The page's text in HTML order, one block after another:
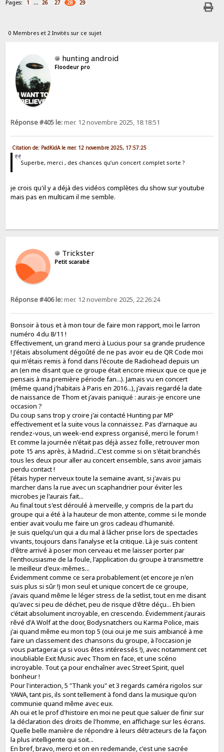
Pages: 1 ... 26 27 28 29
0 Membres et 2 Invités sur ce sujet
hunting android
Floodeur pro
Réponse #405 le:mer. 12 novembre 2025, 18:18:51
Citation de: PadKidA le mer. 12 novembre 2025, 17:57:25
Superbe, merci , des chances qu’un concert complet sorte ?
je crois qu'il y a déjà des vidéos complètes du show sur youtube
mais pas en multicam il me semble.
Trickster
Petit scarabé
Réponse #406 le:mer. 12 novembre 2025, 22:26:24
Bonsoir à tous et à mon tour de faire mon rapport, moi le larron
numéro 4 du 8/11 !
Effectivement, un grand merci à Lucius pour sa grande prudence
! J'étais absolument dégoûté de ne pas avoir eu de QR Code moi
qui m'étais remis à fond dans l'écoute de Radiohead depuis un
an (en me disant que ce groupe était encore mieux que ce que je
pensais à ma première période fan...). Jamais vu en concert
(même quand j'habitais à Paris en 2016...), j'avais regardé la date
de naissance de Thom et j'avais paniqué : aurais-je encore une
occasion ?
Du coup sans trop y croire j'ai contacté Hunting par MP
effectivement et la suite vous la connaissez. Pas d'arnaque au
rendez-vous, un week-end express organisé, merci le forum !
Et comme la journée n'était pas déjà assez folle, retrouver mon
pote 15 ans après, à Madrid...C'est comme si on s'était branchés
tous les deux pour aller au concert ensemble, sans avoir jamais
perdu contact !
J'étais hyper nerveux toute la semaine avant, si j'avais pu
marcher dans la rue avec un scaphandrier pour éviter les
microbes je l'aurais fait...
Au final tout s'est déroulé à merveille, y compris de la part du
groupe qui a été à la hauteur de mon attente, comme si le monde
entier avait voulu me faire un gros cadeau d'humanité.
Je suis quelqu'un qui a du mal à lâcher prise lors de spectacles
vivants, toujours dans l'analyse et la critique. Là je suis content
d'être arrivé à poser mon cerveau et me laisser porter par
l'enthousiasme de la foule, l'application du groupe à transmettre
le meilleur d'eux-mêmes...
Évidemment comme ce sera probablement (et encore je n'en
suis plus si sûr !) mon seul et unique concert de ce groupe,
j'avais quand même le léger stress de la setlist, tout en me disant
qu'avec si peu de déchet, peu de risque d'être déçu... Eh bien
c'était absolument incroyable, en crescendo. Évidemment j'aurais
rêvé d'A Wolf at the door, Bodysnatchers ou Karma Police, mais
j'ai quand même eu mon top 5 (oui oui je me suis ambiancé à me
faire un classement des chansons du groupe, à l'occasion je
vous partagerai ça si vous êtes intéressés !), avec notamment cet
inoubliable Exit Music avec Thom en face, et une scéno
incroyable. Tout ça pour enchaîner avec Street Spirit, quel
bonheur !
Pour l'interaction, 5 "Thank you" et 3 regards caméra rigolos sur
YAWA, tant pis, ils sont tellement à fond dans la musique qu'on
communie quand même avec eux.
Ah oui et le prof d'histoire en moi ne peut que saluer de finir sur
la déclaration des droits de l'homme, en affichage sur les écrans.
Quelle belle manière de répondre à leurs détracteurs de la façon
la plus intelligente qui soit...
En bref, bravo, merci et on en redemande, c'est une sacrée